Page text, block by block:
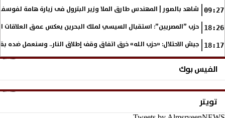
09:27 شاهد بالصور | المهندس طارق الملا وزير البترول فى زيارة هامة
18:26 حزب ”المصريين”: استقبال السيسي لملك البحرين يعكس عمق العلاقات
18:17 جيش الاحتلال: «حزب الله» خرق اتفاق وقف إطلاق النار.. وسنعمل ضده
الفيس بوك
تويتر